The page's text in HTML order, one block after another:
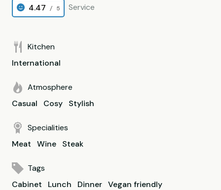
4.47 / 5 Service
Kitchen
International
Atmosphere
Casual
Cosy Stylish
Specialities
Meat
Wine Steak
Tags
Cabinet
Lunch Dinner Vegan friendly